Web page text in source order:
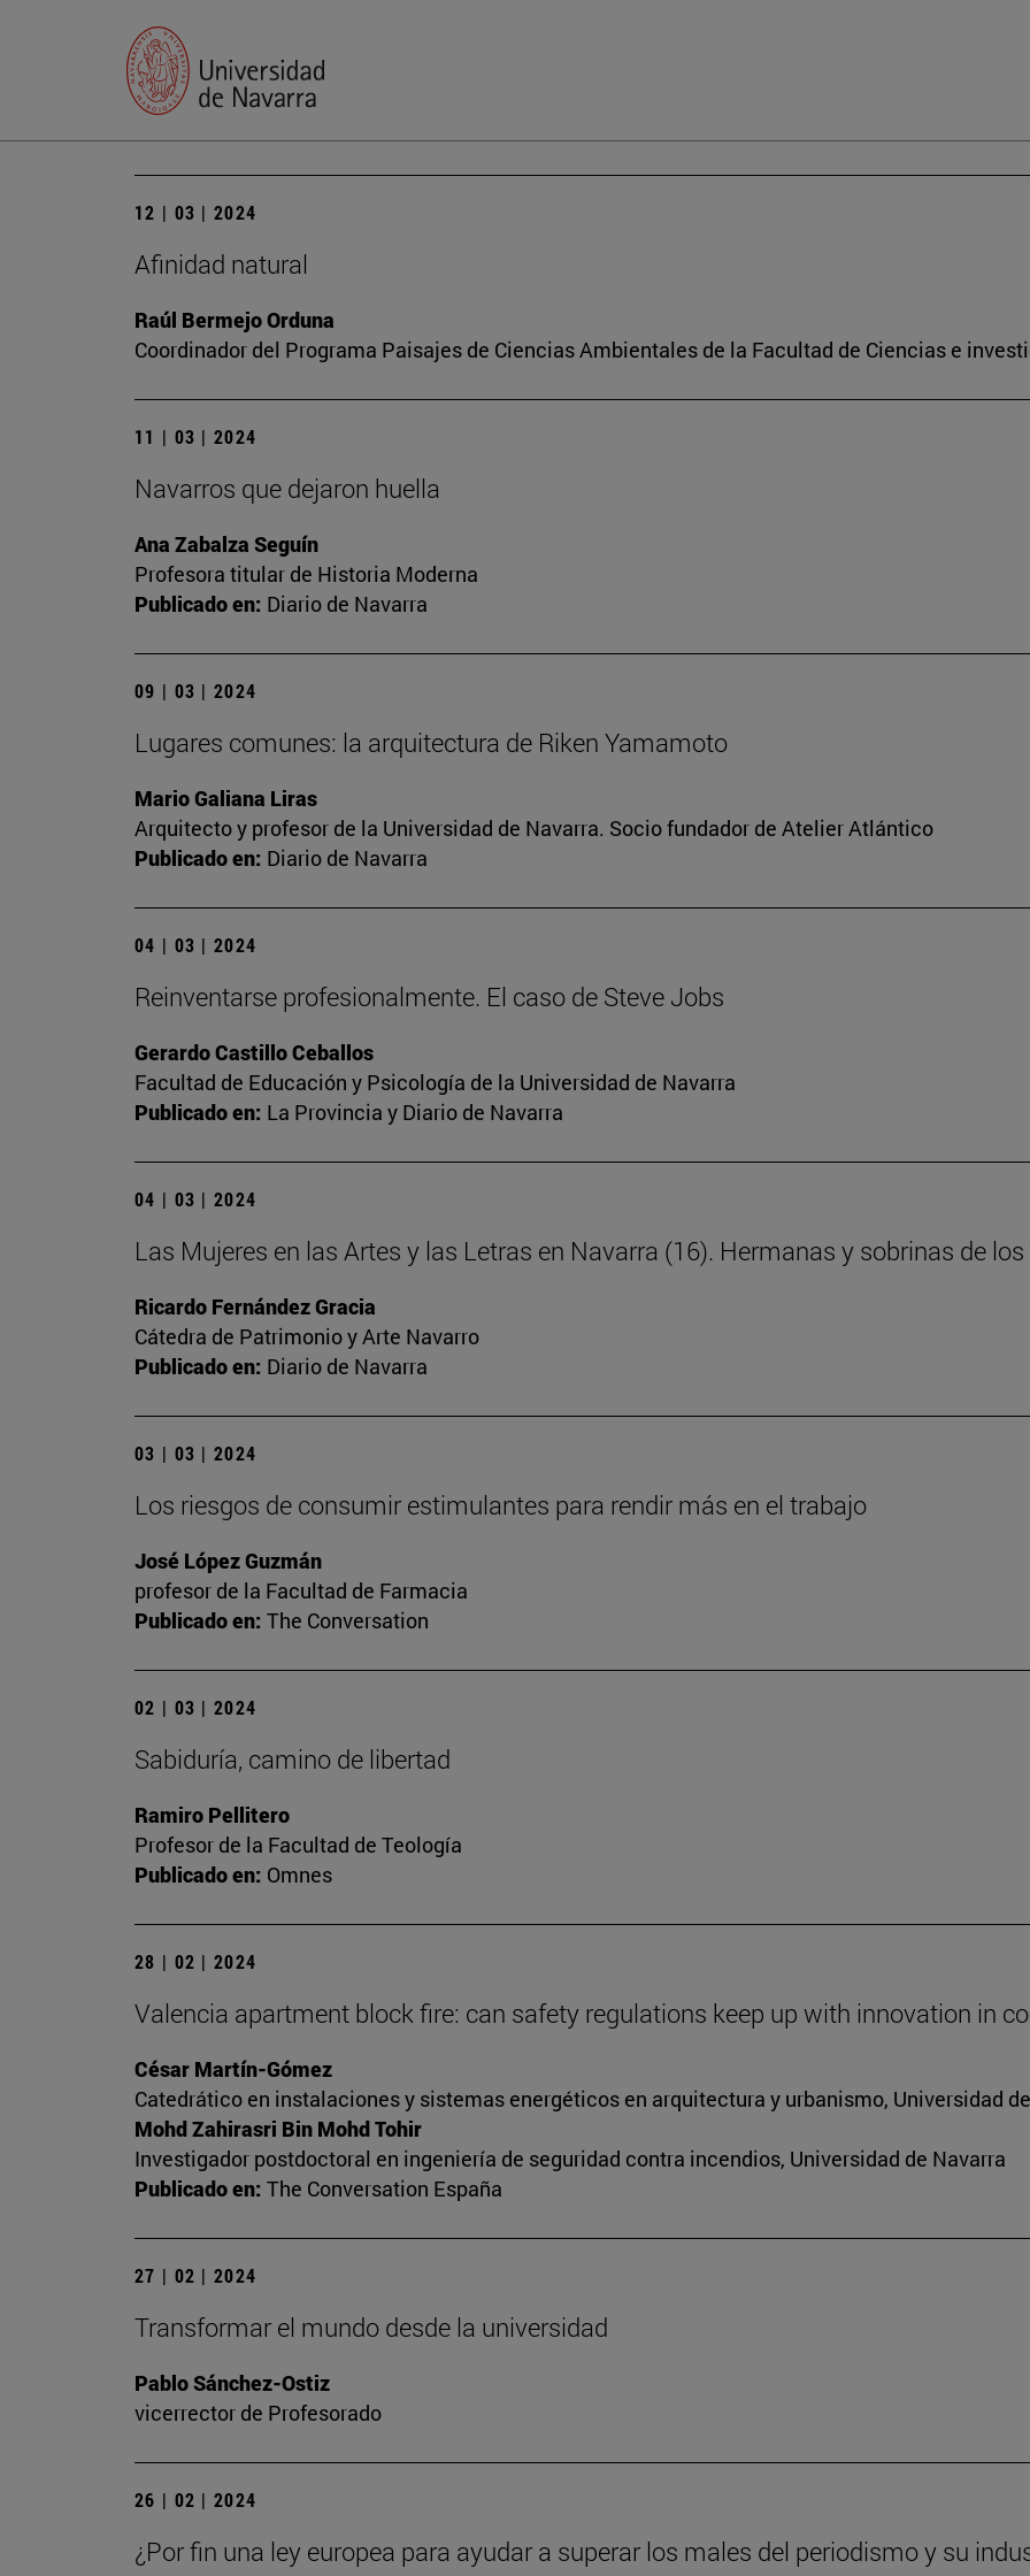
12 | 03 | 2024
Afinidad natural
Raúl Bermejo Orduna
Coordinador del Programa Paisajes de Ciencias Ambientales de la Facultad de Ciencias e
11 | 03 | 2024
Navarros que dejaron huella
Ana Zabalza Seguín
Profesora titular de Historia Moderna
Publicado en: Diario de Navarra
09 | 03 | 2024
Lugares comunes: la arquitectura de Riken Yamamoto
Mario Galiana Liras
Arquitecto y profesor de la Universidad de Navarra. Socio fundador de Atelier Atlántico
Publicado en: Diario de Navarra
04 | 03 | 2024
Reinventarse profesionalmente. El caso de Steve Jobs
Gerardo Castillo Ceballos
Facultad de Educación y Psicología de la Universidad de Navarra
Publicado en: La Provincia y Diario de Navarra
04 | 03 | 2024
Las Mujeres en las Artes y las Letras en Navarra (16). Hermanas y sobrinas de
Ricardo Fernández Gracia
Cátedra de Patrimonio y Arte Navarro
Publicado en: Diario de Navarra
03 | 03 | 2024
Los riesgos de consumir estimulantes para rendir más en el trabajo
José López Guzmán
profesor de la Facultad de Farmacia
Publicado en: The Conversation
02 | 03 | 2024
Sabiduría, camino de libertad
Ramiro Pellitero
Profesor de la Facultad de Teología
Publicado en: Omnes
28 | 02 | 2024
Valencia apartment block fire: can safety regulations keep up with innovation in
César Martín-Gómez
Catedrático en instalaciones y sistemas energéticos en arquitectura y urbanismo, Universidad
Mohd Zahirasri Bin Mohd Tohir
Investigador postdoctoral en ingeniería de seguridad contra incendios, Universidad de Navarra
Publicado en: The Conversation España
27 | 02 | 2024
Transformar el mundo desde la universidad
Pablo Sánchez-Ostiz
vicerrector de Profesorado
26 | 02 | 2024
¿Por fin una ley europea para ayudar a superar los males del periodismo y su